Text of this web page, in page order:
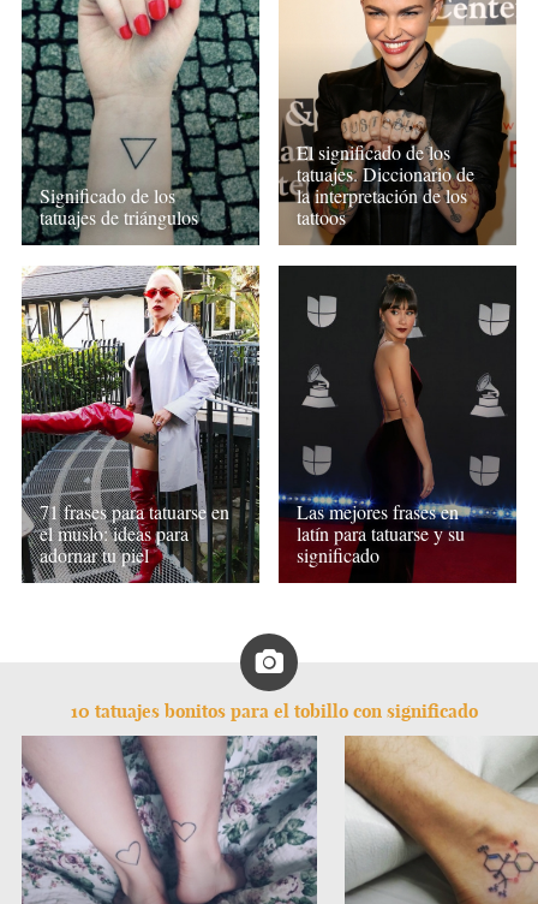
Significado de los
tatuajes de triángulos
El significado de los
tatuajes. Diccionario de
la interpretación de los
tattoos
71 frases para tatuarse en
el muslo: ideas para
adornar tu piel
Las mejores frases en
latín para tatuarse y su
significado
10 tatuajes bonitos para el tobillo con significado